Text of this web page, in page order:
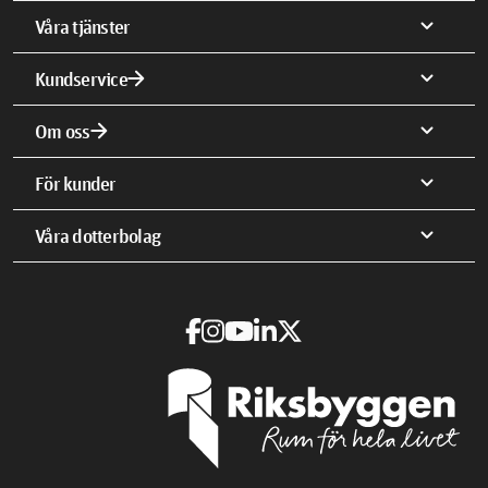
Våra tjänster expand_more
Kundservicearrow_forward expand_more
Om ossarrow_forward expand_more
För kunder expand_more
Våra dotterbolag expand_more